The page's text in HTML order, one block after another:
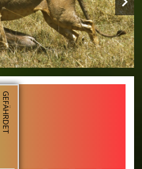
GEFÄHRDET